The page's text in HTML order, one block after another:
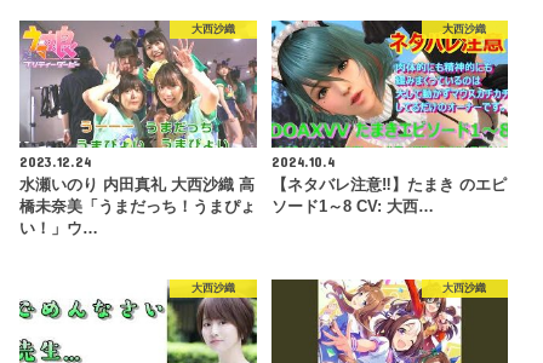
大西沙織
2023.12.24
水瀬いのり 内田真礼 大西沙織 高
橋未奈美「うまだっち！うまぴょ
い！」ウ…
大西沙織
2024.10.4
【ネタバレ注意‼】たまき のエピ
ソード1～8 CV: 大西…
大西沙織 大西沙織